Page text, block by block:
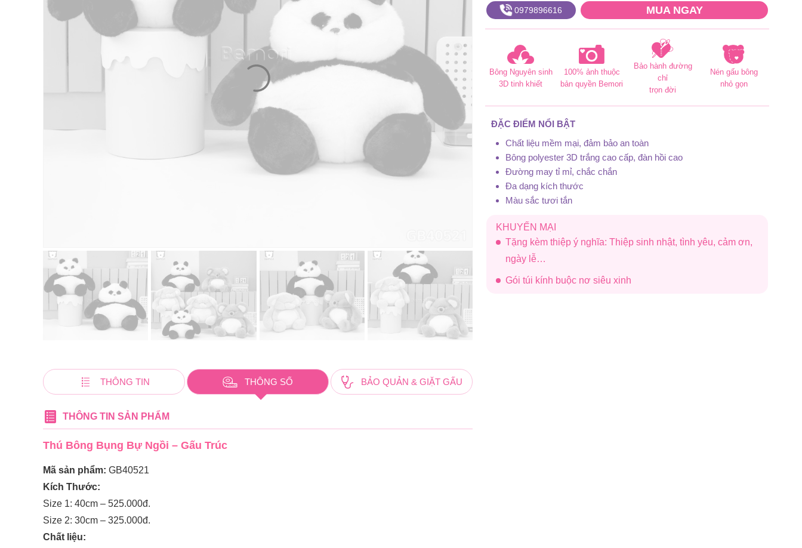
0979896616 MUA NGAY
Bông Nguyên sinh
3D tinh khiết
100% ảnh thuộc
bản quyền Bemori
Bảo hành đường
chỉ
trọn đời
Nén gấu bông
nhỏ gọn
ĐẶC ĐIỂM NỔI BẬT
Chất liệu mềm mại, đảm bảo an toàn
Bông polyester 3D trắng cao cấp, đàn hồi cao
Đường may tỉ mỉ, chắc chắn
Đa dạng kích thước
Màu sắc tươi tắn
KHUYẾN MẠI
Tặng kèm thiệp ý nghĩa: Thiệp sinh nhật, tình yêu, cảm ơn,
ngày lễ…
Gói túi kính buộc nơ siêu xinh
THÔNG TIN THÔNG SỐ BẢO QUẢN & GIẶT GẤU
THÔNG TIN SẢN PHẨM
Thú Bông Bụng Bự Ngồi – Gấu Trúc
Mã sản phẩm: GB40521
Kích Thước:
Size 1: 40cm – 525.000đ.
Size 2: 30cm – 325.000đ.
Chất liệu: